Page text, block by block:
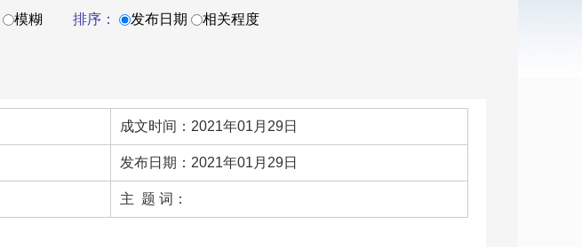
模糊 排序： 发布日期 相关程度
成文时间：2021年01月29日
发布日期：2021年01月29日
主 题 词：